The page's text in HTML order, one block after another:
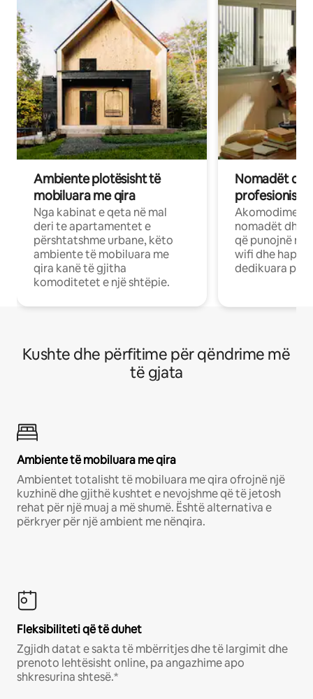
Ambiente plotësisht të
mobiluara me qira
Nga kabinat e qeta në mal
deri te apartamentet e
përshtatshme urbane, këto
ambiente të mobiluara me
qira kanë të gjitha
komoditetet e një shtëpie.
Nomadët
Akomodime
nomadët dhe
që punojnë në
wifi dhe
dedikuara
Kushte dhe përfitime për qëndrime më
të gjata
Ambiente të mobiluara me qira
Ambientet totalisht të mobiluara me qira ofrojnë një
kuzhinë dhe gjithë kushtet e nevojshme që të jetosh
rehat për një muaj a më shumë. Është alternativa e
përkryer për një ambient me nënqira.
Fleksibiliteti që të duhet
Zgjidh datat e sakta të mbërritjes dhe të largimit dhe
prenoto lehtësisht online, pa angazhime apo
shkresurina shtesë.*